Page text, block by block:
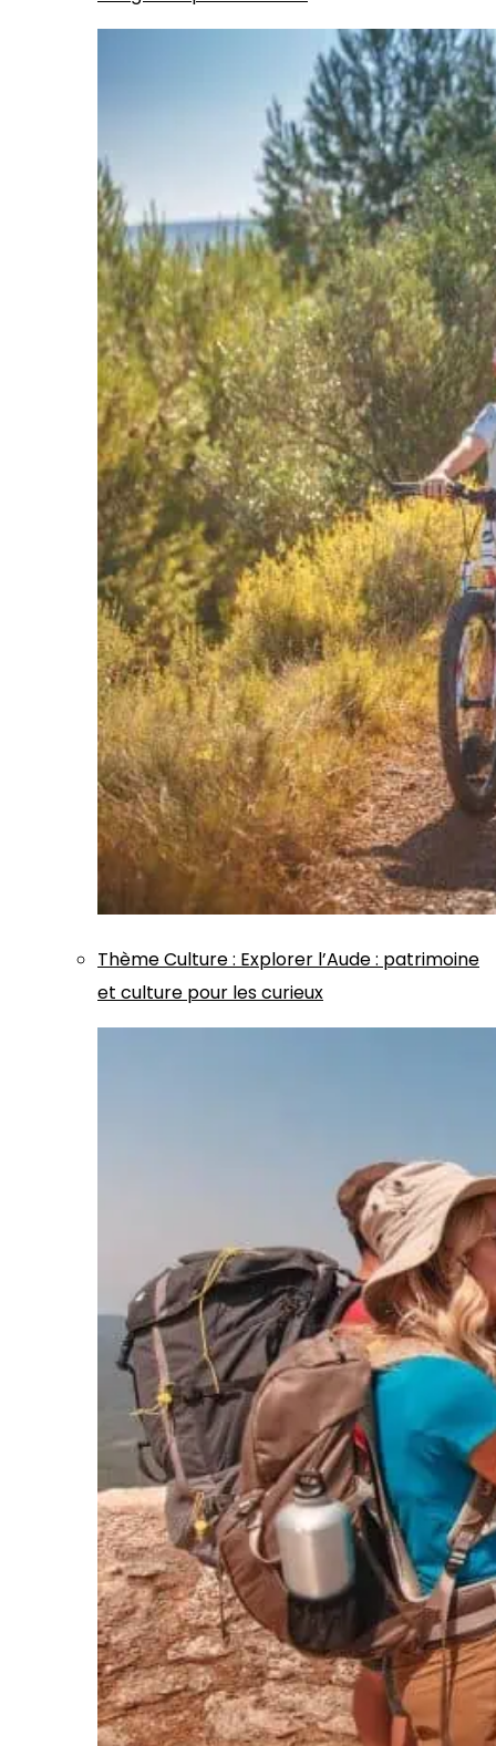
ThèmeCulture: Explorer l’Aude : patrimoine
et culture pour les curieux